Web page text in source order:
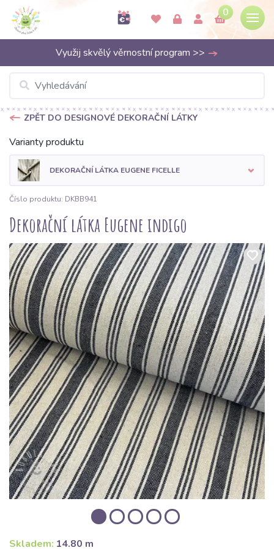
0
Využij skvělý věrnostní program >>
ZPĚT DO DESIGNOVÉ DEKORAČNÍ LÁTKY
Varianty produktu
DEKORAČNÍ LÁTKA EUGENE FICELLE
Číslo produktu: DKBB941
Dekorační látka Eugene indigo
Skladem: 14.80 m